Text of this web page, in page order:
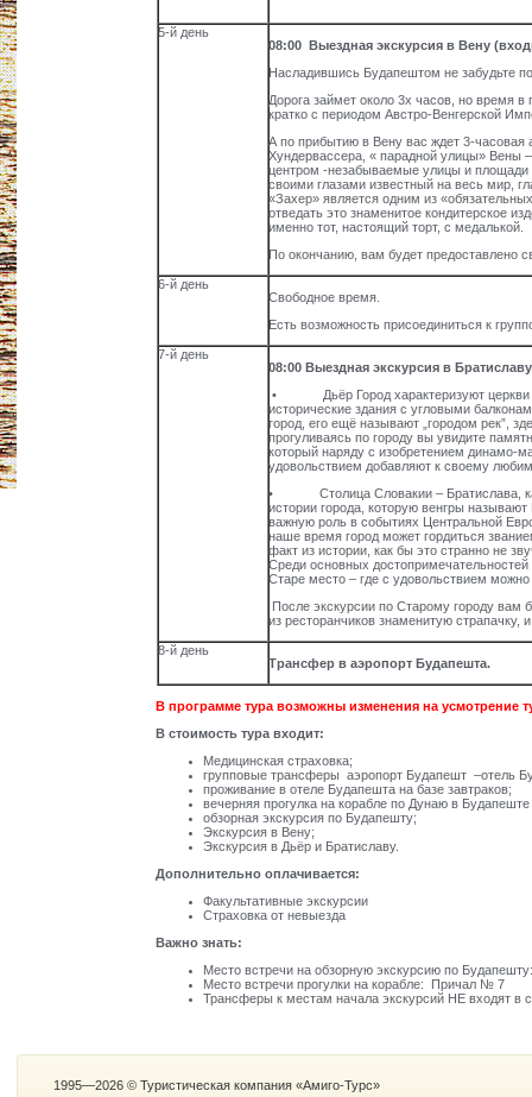
5-й день
08:00 Выездная экскурсия в Вену
Насладившись Будапештом не забудьте
Дорога займет около 3х часов, но время
кратко с периодом Австро-Венгерской
А по прибытию в Вену вас ждет 3-часовая
Хундервассера, « парадной улицы» Вены
центром -незабываемые улицы и площади
своими глазами известный на весь мир,
«Захер» является одним из
отведать это знаменитое кондитерское
именно тот, настоящий торт, с медалькой.
По окончанию, вам будет предоставлено
6-й день
Свободное время.
Есть возможность присоединиться к
7-й день
08:00 Выездная экскурсия в
• Дьёр Город характеризуют церкви
исторические здания с угловыми
город, его ещё называют „городом рек”,
прогуливаясь по городу вы увидите
который наряду с изобретением динамо-
удовольствием добавляют к своему
• Столица Словакии – Братислава, как
истории города, которую венгры
важную роль в событиях Центральной
наше время город может гордиться
факт из истории, как бы это странно не
Среди основных
Старе место – где с удовольствием
После экскурсии по Старому городу вам
из ресторанчиков знаменитую страпачку,
8-й день
Трансфер в аэропортБудапешта.
В программе тура возможны изменения на усмотрение
В стоимость тура входит:
Медицинская страховка;
групповые трансферы аэропорт Будапешт –отель
проживание в отеле Будапешта на базе завтраков;
вечерняя прогулка на корабле по Дунаю в
обзорная экскурсия по Будапешту;
Экскурсия в Вену;
Экскурсия в Дьёр и Братиславу.
Дополнительно оплачивается:
Факультативные экскурсии
Страховка от невыезда
Важно знать:
Место встречи на обзорную экскурсию по
Место встречи прогулки на корабле: Причал № 7
Трансферы к местам начала экскурсий НЕ входят в
1995—2026 © Туристическая компания «Амиго-Турс»